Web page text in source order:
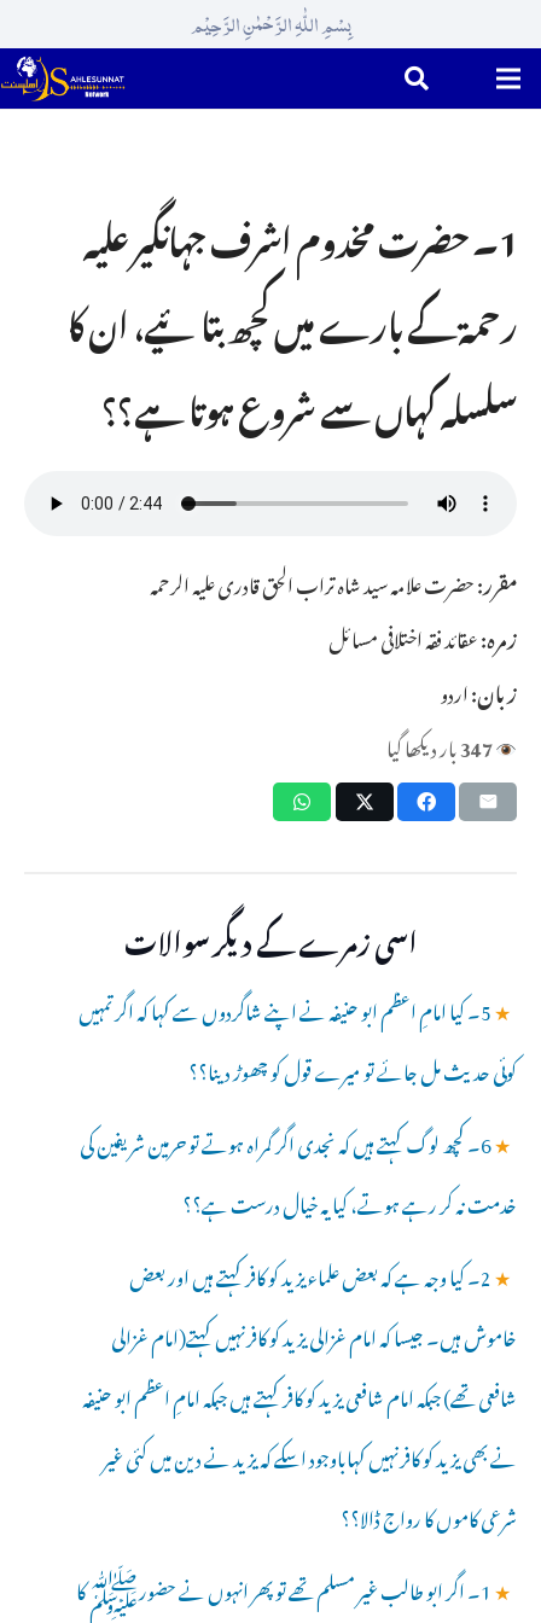
بِسْمِ اللّٰہِ الرَّحْمٰنِ الرَّحِیْم
1۔ حضرت مخدوم اشرف جہانگیر علیہ
رحمۃ کے بارے میں کچھ بتائیے، ان کا
سلسلہ کہاں سے شروع ہوتا ہے؟؟
مقرر:حضرت علامہ سید شاہ تراب الحق قادری علیہ الرحمہ
زمرہ:عقائد فقہ اختلافی مسائل
زبان:اردو
347بار دیکھا گیا
اسی زمرے کے دیگر سوالات
★ 5۔ کیا امامِ اعظم ابو حنیفہ نے اپنے شاگردوں سے کہا کہ اگر تمہیں
کوئی حدیث مل جائے تو میرے قول کو چھوڑ دینا؟؟
★ 6۔ کچھ لوگ کہتے ہیں کہ نجدی اگر گمراہ ہوتے تو حرمین شریفین کی
خدمت نہ کر رہے ہوتے، کیا یہ خیال درست ہے؟؟
★ 2۔ کیا وجہ ہے کہ بعض علماء یزید کو کافر کہتے ہیں اور بعض
خاموش ہیں۔ جیسا کہ امام غزالی یزید کو کافرنہیں کہتے(امام غزالی
شافعی تھے) جبکہ امام شافعی یزید کو کافر کہتے ہیں جبکہ امامِ اعظم ابو حنیفہ
نے بھی یزید کو کافرنہیں کہاباوجود اسکے کہ یزید نے دین میں کئی غیر
شرعی کاموں کا رواج ڈالا؟؟
★ 1۔ اگر ابو طالب غیر مسلم تھے تو پھر انہوں نے حضورﷺ کا